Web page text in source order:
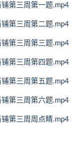
三周第一题.mp4
三周第二题.mp4
三周第三题.mp4
三周第四题.mp4
三周第五题.mp4
三周第六题.mp4
三周周点睛.mp4